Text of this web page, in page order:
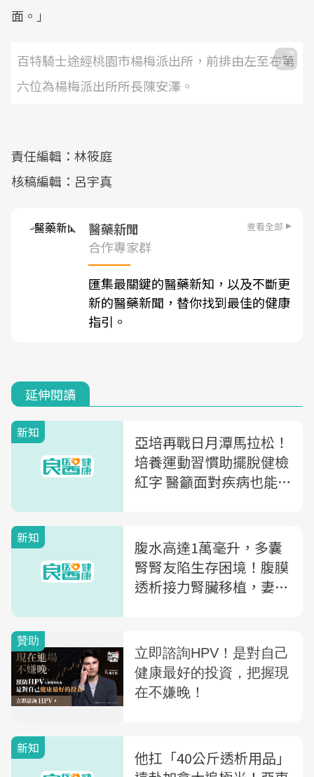
面。」
百特騎士途經桃園市楊梅派出所，前排由左至右第
六位為楊梅派出所所長陳安澤。
責任編輯：林筱庭
核稿編輯：呂宇真
醫藥新聞 查看全部
合作專家群
匯集最關鍵的醫藥新知，以及不斷更
新的醫藥新聞，替你找到最佳的健康
指引。
延伸閱讀
新知
亞培再戰日月潭馬拉松！
培養運動習慣助擺脫健檢
紅字 醫籲面對疾病也能
新知
腹水高達1萬毫升，多囊
腎腎友陷生存困境！腹膜
透析接力腎臟移植，妻捐
新知
他扛「40公斤透析用品」